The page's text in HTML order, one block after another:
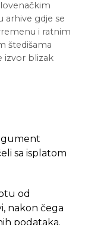
arhive gdje se
i ratnim
štedišama
izvor blizak
sa isplatom
od
nakon čega
podataka.